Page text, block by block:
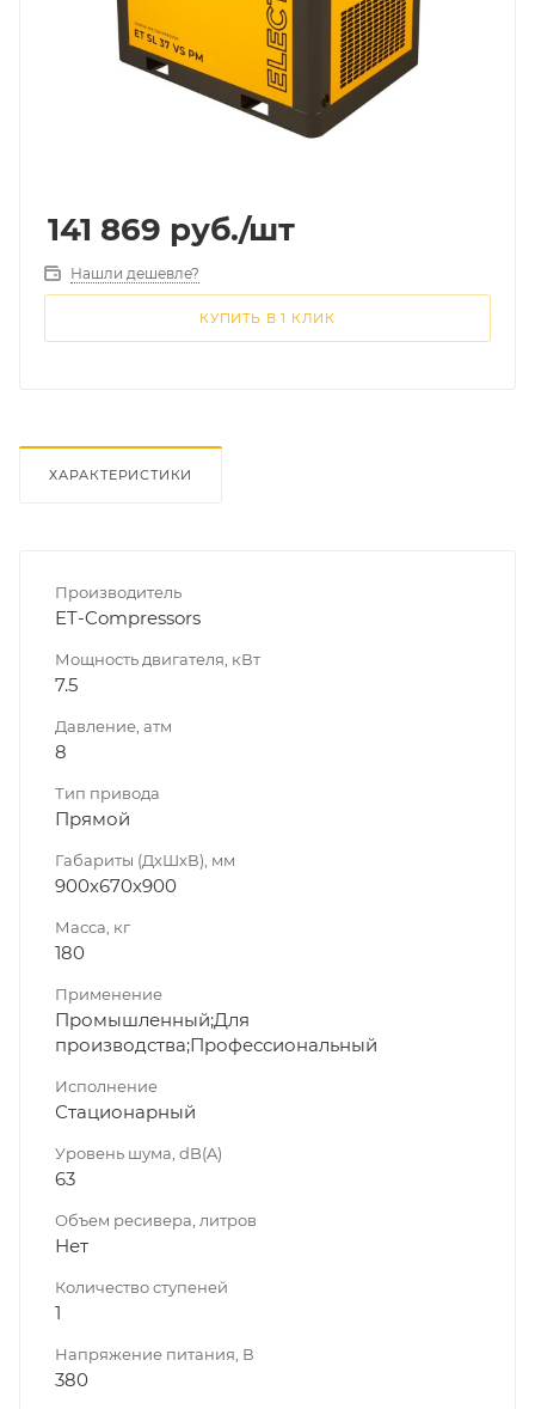
141 869 руб./шт
Нашли дешевле?
КУПИТЬ В 1 КЛИК
ХАРАКТЕРИСТИКИ
Производитель
ET-Compressors
Мощность двигателя, кВт
7.5
Давление, атм
8
Тип привода
Прямой
Габариты (ДхШхВ), мм
900x670x900
Масса, кг
180
Применение
Промышленный;Для
производства;Профессиональный
Исполнение
Стационарный
Уровень шума, dB(A)
63
Объем ресивера, литров
Нет
Количество ступеней
1
Напряжение питания, В
380